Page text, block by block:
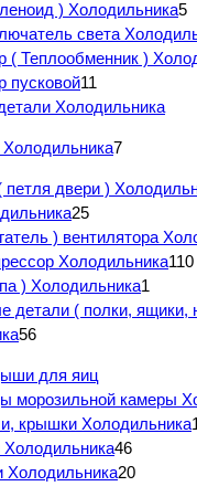
) Холодильника5
света
( Теплообменник )
пусковой11
Холодильника
7
петля двери )
25
) вентилятора
Холодильника110
) Холодильника1
детали ( полки, ящики,
56
для яиц
морозильной камеры
крышки Холодильника
Холодильника46
Холодильника20